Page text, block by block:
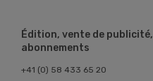
Édition, vente de publicité,
abonnements
+41 (0) 58 433 65 20